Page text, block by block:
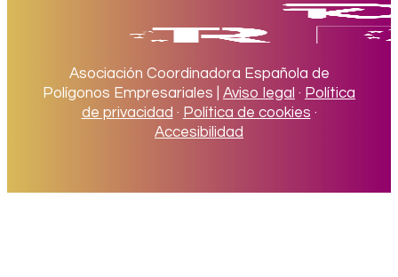
Asociación Coordinadora Española de
Polígonos Empresariales | Aviso legal · Política
de privacidad · Política de cookies ·
Accesibilidad